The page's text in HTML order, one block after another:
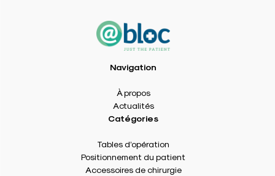
Navigation
À propos
Actualités
Catégories
Tables d’opération
Positionnement du patient
Accessoires de chirurgie